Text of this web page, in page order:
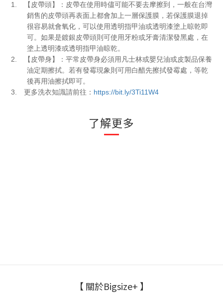
1.
【皮帶頭】：皮帶在使用時儘可能不要去摩擦到，一般在台灣
銷售的皮帶頭再表面上都會加上一層保護膜，若保護膜退掉
很容易就會氧化，可以使用透明指甲油或透明漆塗上晾乾即
可。如果是鍍銀皮帶頭則可使用牙粉或牙膏清潔發黑處，在
塗上透明漆或透明指甲油晾乾。
2.
【皮帶身】：平常皮帶身必須用凡士林或嬰兒油或皮製品保養
油定期擦拭。若有發霉現象則可用白醋先擦拭發霉處，等乾
後再用油擦拭即可。
3. 更多洗衣知識請前往： https://bit.ly/3Ti11W4
了解更多
【 關於Bigsize+ 】